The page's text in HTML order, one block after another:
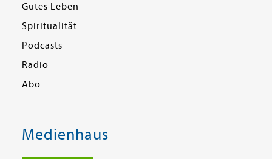
Gutes Leben
Spiritualität
Podcasts
Radio
Abo
Medienhaus